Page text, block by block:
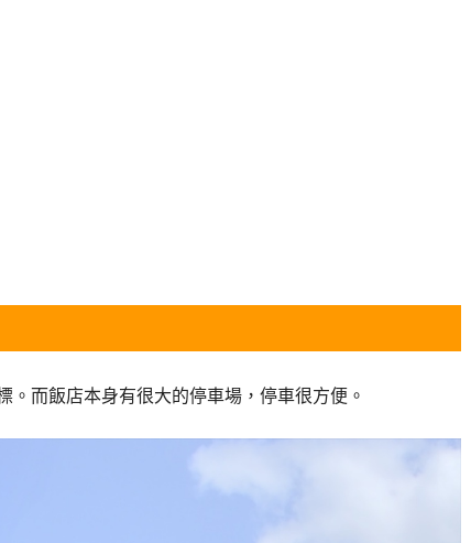
而飯店本身有很大的停車場，停車很方便。